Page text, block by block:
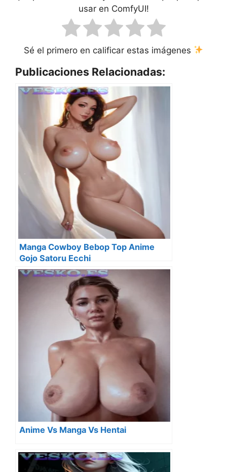
usar en ComfyUI!
Sé el primero en calificar estas imágenes
Publicaciones Relacionadas:
Manga Cowboy Bebop Top Anime
Gojo Satoru Ecchi
Anime Vs Manga Vs Hentai